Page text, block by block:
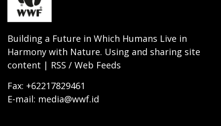
Building a Future in Which Humans Live in
Harmony with Nature. Using and sharing site
content | RSS / Web Feeds
Fax: +62217829461
E-mail: media@wwf.id